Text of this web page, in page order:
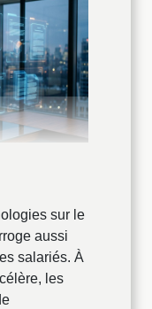
sur le
aussi
salariés. À
les